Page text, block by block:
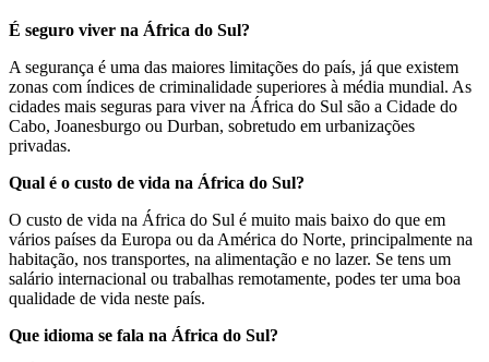
É seguro viver na África do Sul?
A segurança é uma das maiores limitações do país, já que existem
zonas com índices de criminalidade superiores à média mundial. As
cidades mais seguras para viver na África do Sul são a Cidade do
Cabo, Joanesburgo ou Durban, sobretudo em urbanizações
privadas.
Qual é o custo de vida na África do Sul?
O custo de vida na África do Sul é muito mais baixo do que em
vários países da Europa ou da América do Norte, principalmente na
habitação, nos transportes, na alimentação e no lazer. Se tens um
salário internacional ou trabalhas remotamente, podes ter uma boa
qualidade de vida neste país.
Que idioma se fala na África do Sul?